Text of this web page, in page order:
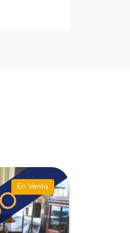
En Venta